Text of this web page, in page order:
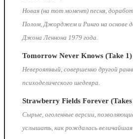
Новая (на тот момент) песня,
Полом, Джорджем и Ринго на основе
Джона Леннона 1979 года.
Tomorrow Never Knows (Take 1)
Невероятный, совершенно другой
психоделического шедевра.
Strawberry Fields Forever
Сырые, оголенные версии,
услышать, как рождалась величайшая